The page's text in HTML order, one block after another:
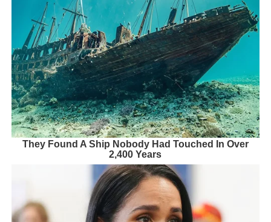
They Found A Ship Nobody Had Touched In Over
2,400 Years